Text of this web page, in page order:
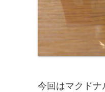
今回はマクドナ